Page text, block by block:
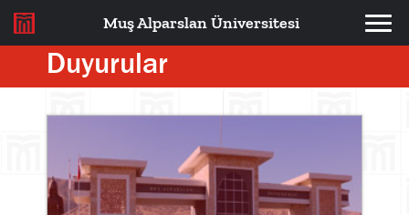
Muş Alparslan Üniversitesi
Duyurular